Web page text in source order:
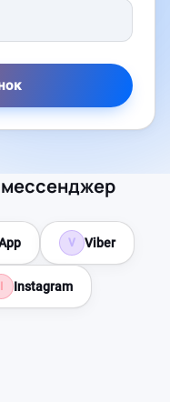
V Viber
I Instagram